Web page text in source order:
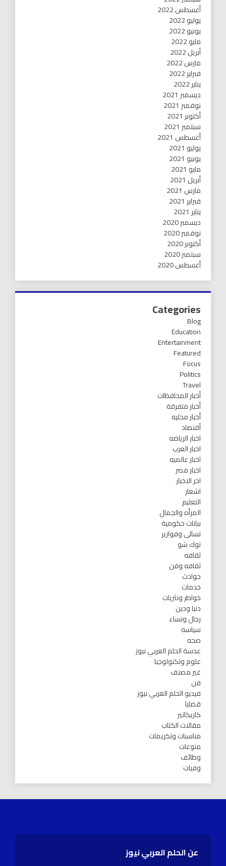
أغسطس 2022
يوليو 2022
يونيو 2022
مايو 2022
أبريل 2022
مارس 2022
فبراير 2022
يناير 2022
ديسمبر 2021
نوفمبر 2021
أكتوبر 2021
سبتمبر 2021
أغسطس 2021
يوليو 2021
يونيو 2021
مايو 2021
أبريل 2021
مارس 2021
فبراير 2021
يناير 2021
ديسمبر 2020
نوفمبر 2020
أكتوبر 2020
سبتمبر 2020
أغسطس 2020
Categories
Blog
Education
Entertainment
Featured
Focus
Politics
Travel
أخبار المحافظات
أخبار متفرقة
أخبار محليه
أقتصاد
اخبار الرياضه
اخبار العرب
اخبار عالميه
اخبار مصر
اخر الاخبار
اشعار
التعليم
المرأه والجمال
بيانات حكومية
تسالى وفوازير
توك شو
ثقافه
ثقافه وفن
حوادث
خدمات
خواطر ونثريات
دنيا ودين
رجال ونساء
سياسه
صحه
عدسة الحلم العربي نيوز
علوم وتكنولوجيا
غير مصنف
فن
فيديو الحلم العربي نيوز
قضايا
كاريكاتير
مقالات الكتاب
مناسبات وتكريمات
منوعات
وظائف
وفيات
عن الحلم العربي نيوز